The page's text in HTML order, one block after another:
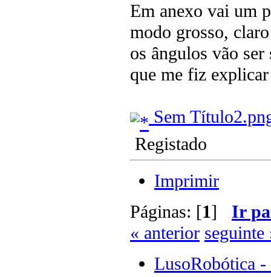
Em anexo vai um
modo grosso,
os ângulos vão
que me fiz
Sem
Registado
Imprimir
Páginas: [1] Ir
« anterior seguinte
LusoRobótica -